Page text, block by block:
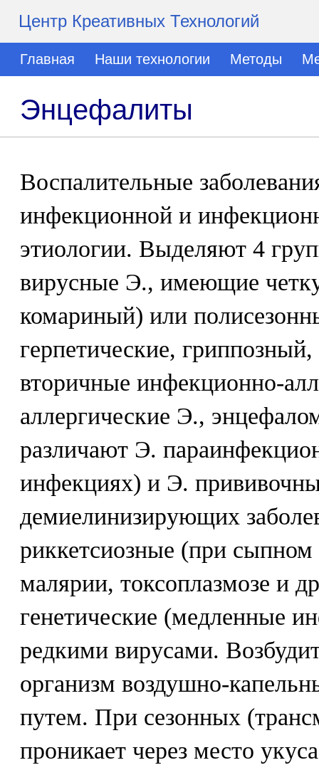
Центр Креативных Технологий
Главная Наши технологии Методы
Энцефалиты
Воспалительные
инфекционной и
этиологии. Выделяют 4
вирусные Э., имеющие
комариный) или
герпетические,
вторичные инфекционно-
аллергические Э.,
различают Э.
инфекциях) и Э.
демиелинизирующих
риккетсиозные (при
малярии, токсоплазмозе и
генетические (медленные
редкими вирусами.
организм воздушно-
путем. При сезонных
проникает через место